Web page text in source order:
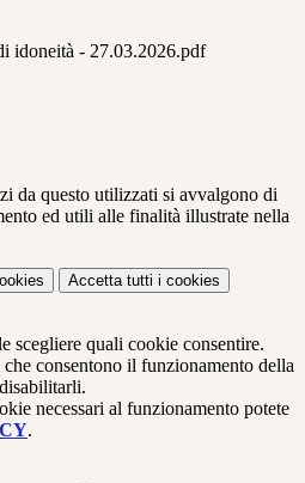
idoneità - 27.03.2026.pdf
da questo utilizzati si avvalgono di
ed utili alle finalità illustrate nella
Accetta tutti i cookies
scegliere quali cookie consentire.
consentono il funzionamento della
necessari al funzionamento potete
.